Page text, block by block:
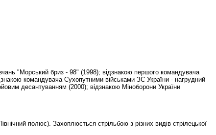
"Морський бриз - 98" (1998); відзнакою першого командувача
командувача Сухопутними військами ЗС України - нагрудний
десантуванням (2000); відзнакою Міноборони України
полюс). Захоплюється стрільбою з різних видів стрілецької